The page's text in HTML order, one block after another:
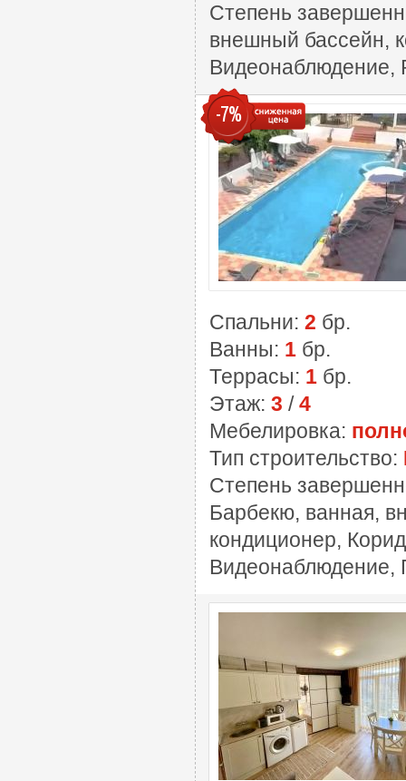
Степень
внешный бассейн,
Видеонаблюдение,
-7%
Спальни: 2 бр.
Ванны: 1 бр.
Террасы: 1 бр.
Этаж: 3 /4
Мебелировка:
Тип строительство:
Степень
Барбекю, ванная,
кондиционер,
Видеонаблюдение,